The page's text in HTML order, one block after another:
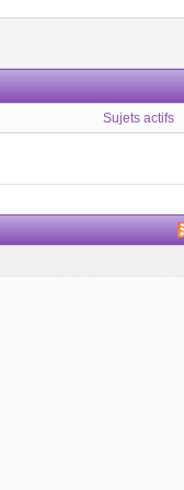
Sujets actifs